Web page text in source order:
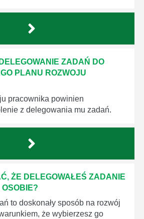
ZADAŃ DO
PLANU ROZWOJU
pracownika powinien
z delegowania mu zadań.
ŻE DELEGOWAŁEŚ ZADANIE
OSOBIE?
to doskonały sposób na rozwój
że wybierzesz go